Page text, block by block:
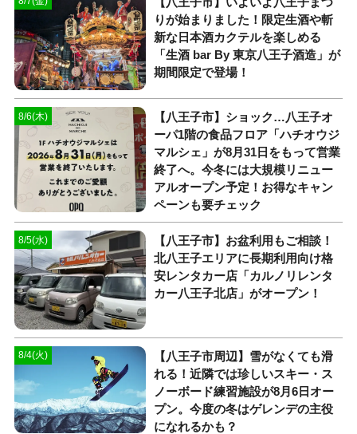
りが始まりました！限定生酒や斬
新な日本酒カクテルを楽しめる
「生酒 bar By 東京八王子酒造」が
期間限定で登場！
8/6(木)
【八王子市】ショック…八王子オ
ーパ1階の食品フロア「ハチオウジ
マルシェ」が8月31日をもって営業
終了へ。今冬には大規模リニュー
アルオープン予定！お得なキャン
ペーンも要チェック
8/5(水)
【八王子市】お盆利用もご相談！
北八王子エリアに長期利用向け格
安レンタカー店「カルノリレンタ
カー八王子北店」がオープン！
8/4(火)
【八王子市周辺】雪がなくても滑
れる！近隣では珍しいスキー・ス
ノーボード練習施設が8月6日オー
プン。今度の冬はゲレンデの主役
になれるかも？